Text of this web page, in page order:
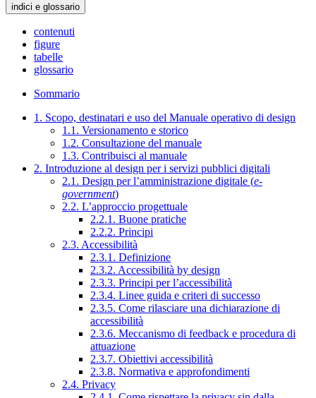
indici e glossario
contenuti
figure
tabelle
glossario
Sommario
1. Scopo, destinatari e uso del Manuale operativo di design
1.1. Versionamento e storico
1.2. Consultazione del manuale
1.3. Contribuisci al manuale
2. Introduzione al design per i servizi pubblici digitali
2.1. Design per l’amministrazione digitale (e-
government)
2.2. L’approccio progettuale
2.2.1. Buone pratiche
2.2.2. Principi
2.3. Accessibilità
2.3.1. Definizione
2.3.2. Accessibilità by design
2.3.3. Principi per l’accessibilità
2.3.4. Linee guida e criteri di successo
2.3.5. Come rilasciare una dichiarazione di
accessibilità
2.3.6. Meccanismo di feedback e procedura di
attuazione
2.3.7. Obiettivi accessibilità
2.3.8. Normativa e approfondimenti
2.4. Privacy